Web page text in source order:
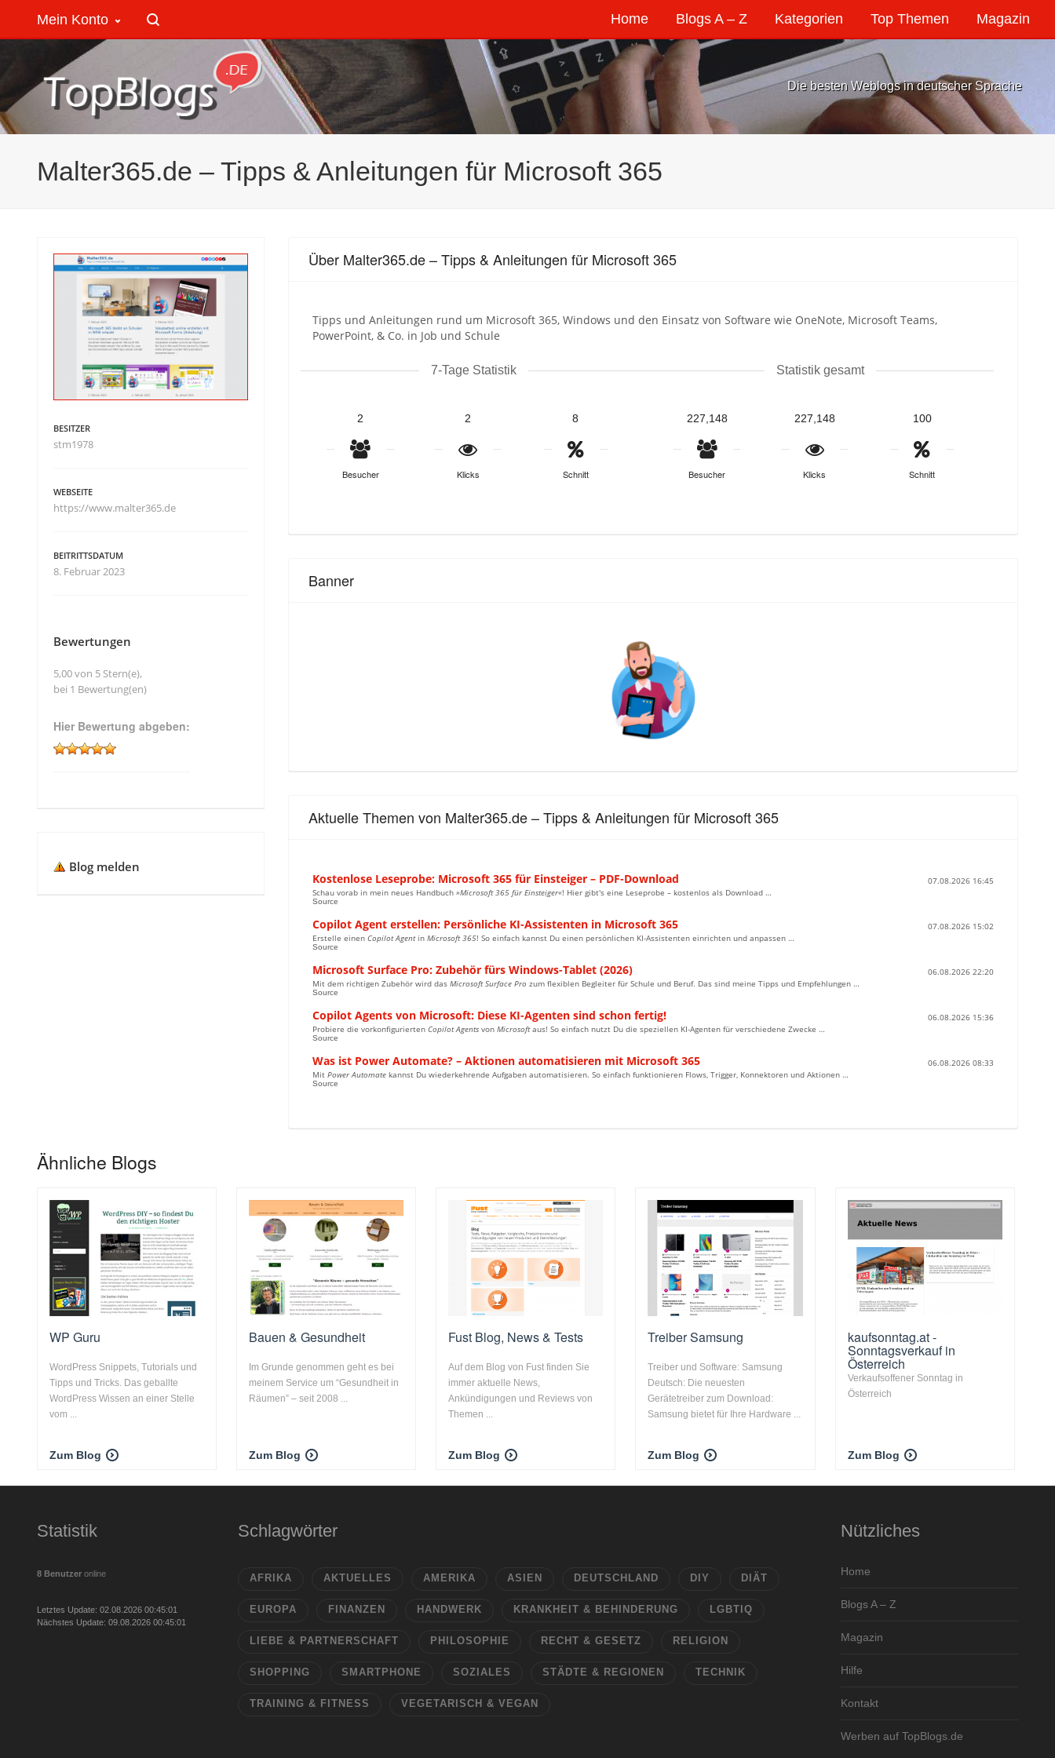
Home Blogs A – Z Kategorien Top Themen Magazin
Mein Konto
Die besten Weblogs in deutscher Sprache
Malter365.de – Tipps & Anleitungen für Microsoft 365
Über Malter365.de – Tipps & Anleitungen für Microsoft 365
Tipps und Anleitungen rund um Microsoft 365, Windows und den Einsatz von Software wie OneNote, Microsoft Teams,
PowerPoint, & Co. in Job und Schule
7-Tage Statistik
2
Besucher
2
Klicks
8
Schnitt
Statistik gesamt
227,148
Besucher
227,148
Klicks
100
Schnitt
Banner
Aktuelle Themen von Malter365.de – Tipps & Anleitungen für Microsoft 365
Kostenlose Leseprobe: Microsoft 365 für Einsteiger – PDF-Download
07.08.2026 16:45
Schau vorab in mein neues Handbuch »Microsoft 365 für Einsteiger«! Hier gibt's eine Leseprobe – kostenlos als Download …
Source
Copilot Agent erstellen: Persönliche KI-Assistenten in Microsoft 365
07.08.2026 15:02
Erstelle einen Copilot Agentin Microsoft 365! So einfach kannst Du einen persönlichen KI-Assistenten einrichten und anpassen …
Source
Microsoft Surface Pro: Zubehör fürs Windows-Tablet (2026)
06.08.2026 22:20
Mit dem richtigen Zubehör wird das Microsoft Surface Pro zum flexiblen Begleiter für Schule und Beruf. Das sind meine Tipps und Empfehlungen …
Source
Copilot Agents von Microsoft: Diese KI-Agenten sind schon fertig!
06.08.2026 15:36
Probiere die vorkonfigurierten Copilot Agents von Microsoftaus! So einfach nutzt Du die speziellen KI-Agenten für verschiedene Zwecke …
Source
Was ist Power Automate? – Aktionen automatisieren mit Microsoft 365
06.08.2026 08:33
Mit Power Automate kannst Du wiederkehrende Aufgaben automatisieren. So einfach funktionieren Flows, Trigger, Konnektoren und Aktionen …
Source
BESITZER
stm1978
WEBSEITE
https://www.malter365.de
BEITRITTSDATUM
8. Februar 2023
Bewertungen
5,00 von 5 Stern(e),
bei 1 Bewertung(en)
Hier Bewertung abgeben:
Blog melden
Ähnliche Blogs
WP Guru
WordPress Snippets, Tutorials und
Tipps und Tricks. Das geballte
WordPress Wissen an einer Stelle
vom ...
Zum Blog
Bauen & Gesundheit
Im Grunde genommen geht es bei
meinem Service um “Gesundheit in
Räumen” – seit 2008 ...
Zum Blog
Fust Blog, News & Tests
Auf dem Blog von Fust finden Sie
immer aktuelle News,
Ankündigungen und Reviews von
Themen ...
Zum Blog
Treiber Samsung
Treiber und Software: Samsung
Deutsch: Die neuesten
Gerätetreiber zum Download:
Samsung bietet für Ihre Hardware ...
Zum Blog
kaufsonntag.at -
Sonntagsverkauf in
Österreich
Verkaufsoffener Sonntag in
Österreich
Zum Blog
Statistik
8 Benutzer online
Letztes Update: 02.08.2026 00:45:01
Nächstes Update: 09.08.2026 00:45:01
Schlagwörter
AFRIKA AKTUELLES AMERIKA ASIEN DEUTSCHLAND DIY DIÄT
EUROPA FINANZEN HANDWERK KRANKHEIT & BEHINDERUNG LGBTIQ
LIEBE & PARTNERSCHAFT PHILOSOPHIE RECHT & GESETZ RELIGION
SHOPPING SMARTPHONE SOZIALES STÄDTE & REGIONEN TECHNIK
TRAINING & FITNESS VEGETARISCH & VEGAN
Nützliches
Home
Blogs A – Z
Magazin
Hilfe
Kontakt
Werben auf TopBlogs.de